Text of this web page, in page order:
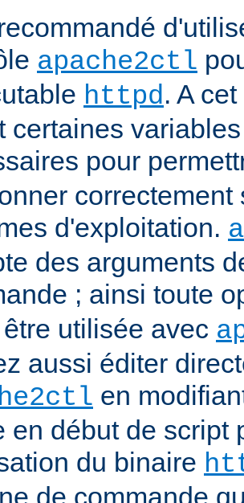
apache2ctl
httpd. A
certaines
pour
correctement
d'exploitation.
des arguments
; ainsi toute
utilisée avec
aussi éditer
en
en début de script
du binaire
de commande